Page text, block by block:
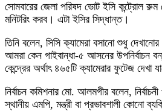
সোমবারের জেলা পরিষদ ভোট ইসি কন্ট্রোল রুম
মনিটরিং করব। এটা ইসির সিদ্ধান্ত।
তিনি বলেন, সিসি ক্যামেরা বসানো শুধু
আমরা কেন গাইবান্ধা-৫ আসনের উপনির্বাচন
কেন্দ্রের অর্থাৎ ৪৬৫টি ক্যামেরার ফুটেজ
নির্বাচন কমিশনার মো. আলমগীর বলেন,
স্থানীয় এমপি, মন্ত্রী বা প্রভাবশালী কোনো